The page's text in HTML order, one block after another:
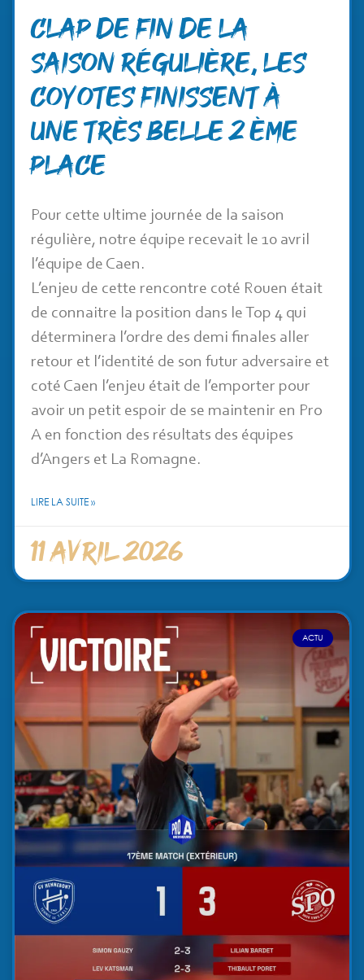
Clap de fin de la
saison régulière, les
coyotes finissent à
une très belle 2 ème
place
Pour cette ultime journée de la saison
régulière, notre équipe recevait le 10 avril
l’équipe de Caen.
L’enjeu de cette rencontre coté Rouen était
de connaitre la position dans le Top 4 qui
déterminera l’ordre des demi finales aller
retour et l’identité de son futur adversaire et
coté Caen l’enjeu était de l’emporter pour
avoir un petit espoir de se maintenir en Pro
A en fonction des résultats des équipes
d’Angers et La Romagne.
LIRE LA SUITE »
11 avril 2026
ACTU